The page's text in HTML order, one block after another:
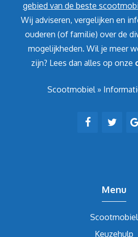
gebied van de beste
Wij adviseren, vergelijken en
ouderen (of familie) over de
mogelijkheden. Wil je meer
zijn? Lees dan alles op onze
Scootmobiel»
Menu
Scootmobiel
Keuzehulp